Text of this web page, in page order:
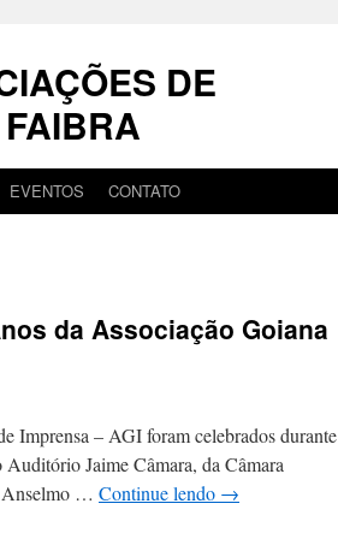
DE
EVENTOS CONTATO
da Associação Goiana
Imprensa – AGI foram celebrados durante
Jaime Câmara, da Câmara
Anselmo … Continue lendo →